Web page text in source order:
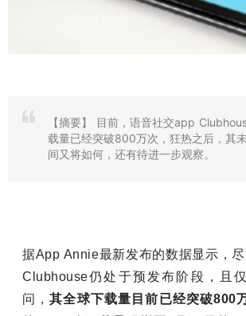
【摘要】
目前，语音社交app
载量已经突破800万次，狂热之后，其
间又将如何，还有待进一步观察。
据App Annie最新发布的数据显示，
Clubhouse仍处于预发布阶段，且
问，其全球下载量目前已经突破800